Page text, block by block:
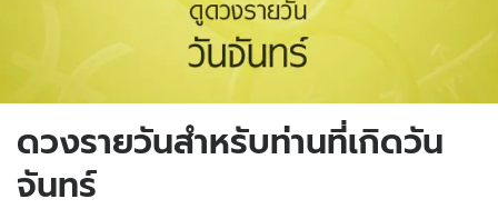
ดวงรายวันสำหรับท่านที่เกิดวัน
จันทร์